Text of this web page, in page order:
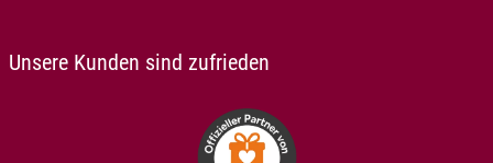
Unsere Kunden sind zufrieden